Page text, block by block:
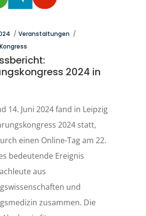
Veranstaltungen
Kongress
2024 in
14. Juni 2024 fand in Leipzig
2024 statt,
einen Online-Tag am 22.
bedeutende Ereignis
aus
und
zusammen. Die